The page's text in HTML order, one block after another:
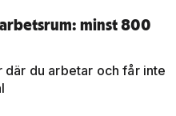
minst 800
där du arbetar och får inte